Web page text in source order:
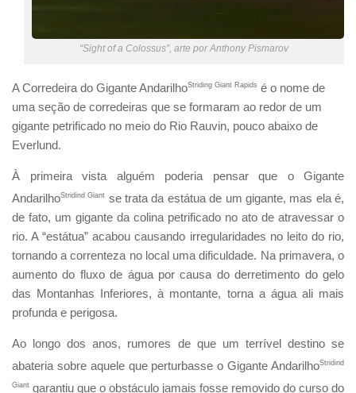
“Sight of a Colossus”, arte por Anthony Pismarov
A Corredeira do Gigante AndarilhoStriding Giant Rapids é o nome de
uma seção de corredeiras que se formaram ao redor de um
gigante petrificado no meio do Rio Rauvin, pouco abaixo de
Everlund.
À primeira vista alguém poderia pensar que o Gigante
AndarilhoStridind Giant se trata da estátua de um gigante, mas ela é,
de fato, um gigante da colina petrificado no ato de atravessar o
rio. A “estátua” acabou causando irregularidades no leito do rio,
tornando a correnteza no local uma dificuldade. Na primavera, o
aumento do fluxo de água por causa do derretimento do gelo
das Montanhas Inferiores, à montante, torna a água ali mais
profunda e perigosa.
Ao longo dos anos, rumores de que um terrível destino se
abateria sobre aquele que perturbasse o Gigante AndarilhoStridind
Giant garantiu que o obstáculo jamais fosse removido do curso do